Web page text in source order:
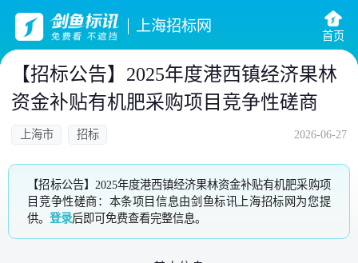
上海招标网
首页
【招标公告】2025年度港西镇经济果林
资金补贴有机肥采购项目竞争性磋商
上海市 招标 2026-06-27
【招标公告】2025年度港西镇经济果林资金补贴有机肥采购项
目竞争性磋商：本条项目信息由剑鱼标讯上海招标网为您提
供。登录后即可免费查看完整信息。